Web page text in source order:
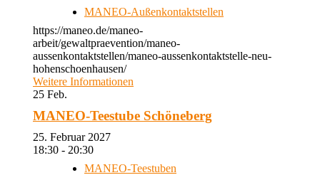
MANEO-Außenkontaktstellen
https://maneo.de/maneo-
arbeit/gewaltpraevention/maneo-
aussenkontaktstellen/maneo-aussenkontaktstelle-neu-
hohenschoenhausen/
Weitere Informationen
25 Feb.
MANEO-Teestube Schöneberg
25. Februar 2027
18:30 - 20:30
MANEO-Teestuben